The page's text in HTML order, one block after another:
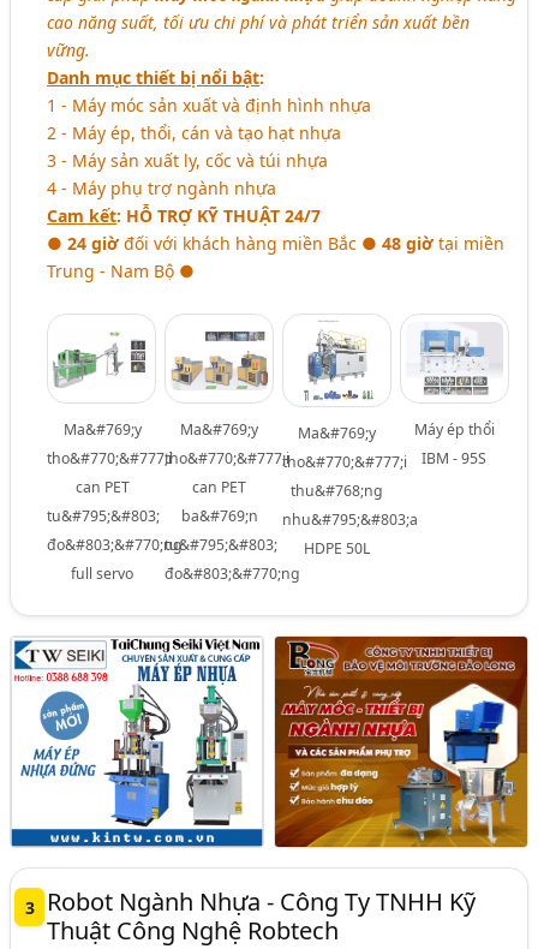
cao năng suất, tối ưu chi phí và phát triển sản xuất bền
vững.
Danh mục thiết bị nổi bật:
1 - Máy móc sản xuất và định hình nhựa
2 - Máy ép, thổi, cán và tạo hạt nhựa
3 - Máy sản xuất ly, cốc và túi nhựa
4 - Máy phụ trợ ngành nhựa
Cam kết: HỖ TRỢ KỸ THUẬT 24/7
●24 giờ đối với khách hàng miền Bắc ●48 giờ tại miền
Trung - Nam Bộ ●
Ma&#769;y
tho&#770;&#777;i
can PET
tu&#795;&#803;
đo&#803;&#770;ng
full servo
Ma&#769;y
tho&#770;&#777;i
can PET
ba&#769;n
tu&#795;&#803;
đo&#803;&#770;ng
Ma&#769;y
tho&#770;&#777;i
thu&#768;ng
nhu&#795;&#803;a
HDPE 50L
Máy ép thổi
IBM - 95S
3
Robot Ngành Nhựa - Công Ty TNHH Kỹ
Thuật Công Nghệ Robtech